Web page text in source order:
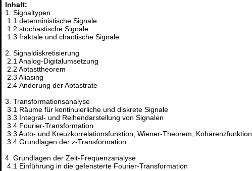
Inhalt:
1. Signaltypen
1.1 deterministische Signale
1.2 stochastische Signale
1.3 fraktale und chaotische Signale
2. Signaldiskretisierung
2.1 Analog-Digitalumsetzung
2.2 Abtasttheorem
2.3 Aliasing
2.4 Änderung der Abtastrate
3. Transformationsanalyse
3.1 Räume für kontinuierliche und diskrete Signale
3.3 Integral- und Reihendarstellung von Signalen
3.4 Fourier-Transformation
3.3 Auto- und Kreuzkorrelationsfunktion, Wiener-Theorem, Kohärenzfunktion
3.4 Grundlagen der z-Transformation
4. Grundlagen der Zeit-Frequenzanalyse
4.1 Einführung in die gefensterte Fourier-Transformation